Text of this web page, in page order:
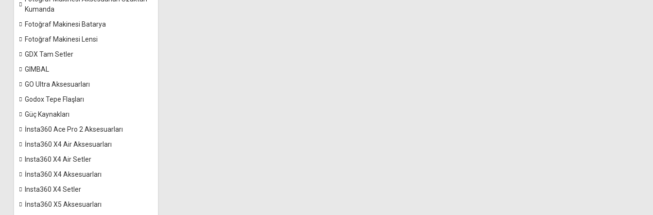
Kumanda
Fotoğraf Makinesi Batarya
Fotoğraf Makinesi Lensi
GDX Tam Setler
GIMBAL
GO Ultra Aksesuarları
Godox Tepe Flaşları
Güç Kaynakları
İnsta360 Ace Pro 2 Aksesuarları
İnsta360 X4 Air Aksesuarları
Insta360 X4 Air Setler
İnsta360 X4 Aksesuarları
Insta360 X4 Setler
İnsta360 X5 Aksesuarları